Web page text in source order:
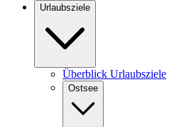
Urlaubsziele
Überblick Urlaubsziele
Ostsee